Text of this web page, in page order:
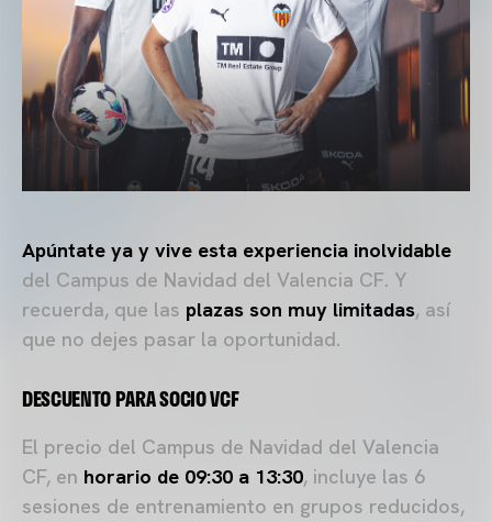
Apúntate ya y vive esta experiencia inolvidable
del Campus de Navidad del Valencia CF. Y
recuerda, que las plazas son muy limitadas, así
que no dejes pasar la oportunidad.
DESCUENTO PARA SOCIO VCF
El precio del Campus de Navidad del Valencia
CF, en horario de 09:30 a 13:30, incluye las 6
sesiones de entrenamiento en grupos reducidos,